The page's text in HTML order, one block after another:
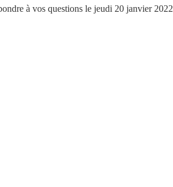
à vos questions le jeudi 20 janvier 2022